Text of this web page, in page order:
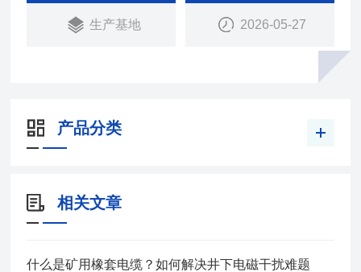
生产基地 2026-05-27
产品分类
相关文章
什么是矿用橡套电缆？如何解决井下电磁干扰难题